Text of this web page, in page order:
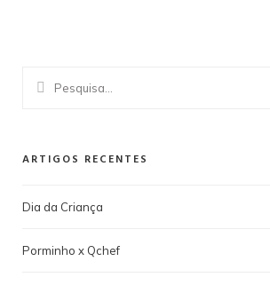
ARTIGOS RECENTES
Dia da Criança
Porminho x Qchef